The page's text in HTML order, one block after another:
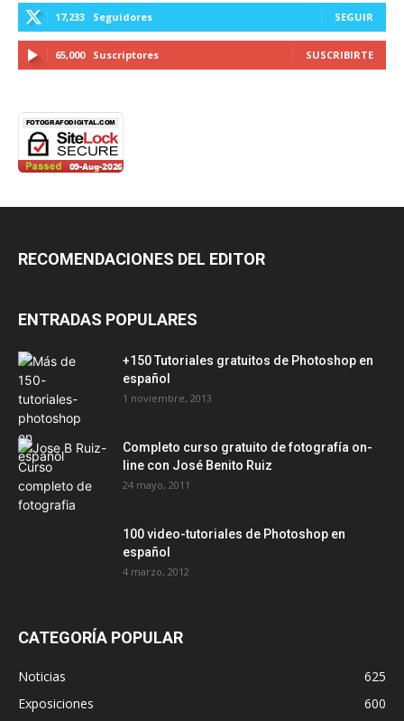
17,233 Seguidores SEGUIR
65,000 Suscriptores SUSCRIBIRTE
RECOMENDACIONES DEL EDITOR
ENTRADAS POPULARES
+150 Tutoriales gratuitos de Photoshop en
español
1 noviembre, 2013
Completo curso gratuito de fotografía on-
line con José Benito Ruiz
24 mayo, 2011
100 video-tutoriales de Photoshop en
español
4 marzo, 2012
CATEGORÍA POPULAR
Noticias
625
Exposiciones
600